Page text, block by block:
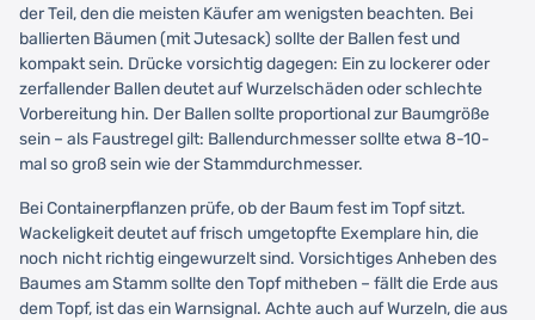
der Teil, den die meisten Käufer am wenigsten beachten. Bei
ballierten Bäumen (mit Jutesack) sollte der Ballen fest und
kompakt sein. Drücke vorsichtig dagegen: Ein zu lockerer oder
zerfallender Ballen deutet auf Wurzelschäden oder schlechte
Vorbereitung hin. Der Ballen sollte proportional zur Baumgröße
sein – als Faustregel gilt: Ballendurchmesser sollte etwa 8-10-
mal so groß sein wie der Stammdurchmesser.
Bei Containerpflanzen prüfe, ob der Baum fest im Topf sitzt.
Wackeligkeit deutet auf frisch umgetopfte Exemplare hin, die
noch nicht richtig eingewurzelt sind. Vorsichtiges Anheben des
Baumes am Stamm sollte den Topf mitheben – fällt die Erde aus
dem Topf, ist das ein Warnsignal. Achte auch auf Wurzeln, die aus